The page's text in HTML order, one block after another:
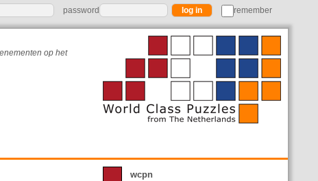
password remember
op het
wcpn